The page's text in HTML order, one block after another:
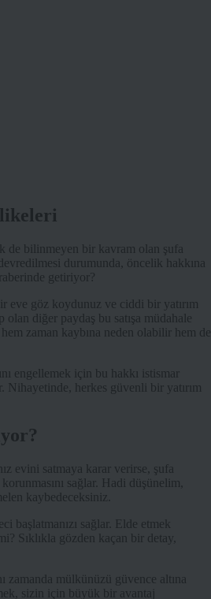
de bilinmeyen bir kavram olan şufa
durumunda, öncelik hakkına
getiriyor?
eve göz koydunuz ve ciddi bir yatırım
diğer paydaş bu satışa müdahale
zaman kaybına neden olabilir hem de
engellemek için bu hakkı istismar
Nihayetinde, herkes güvenli bir yatırım
evini satmaya karar verirse, şufa
sağlar. Hadi düşünelim,
kaybedeceksiniz.
başlatmanızı sağlar. Elde etmek
Sıklıkla gözden kaçan bir detay,
zamanda mülkünüzü güvence altına
sizin için büyük bir avantaj